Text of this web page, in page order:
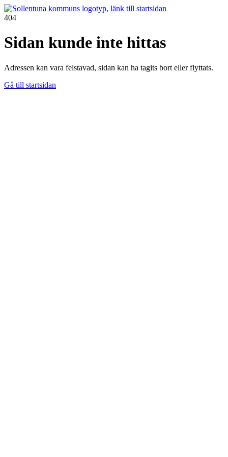
404
Sidan kunde inte hittas
Adressen kan vara felstavad, sidan kan ha tagits bort eller flyttats.
Gå till startsidan